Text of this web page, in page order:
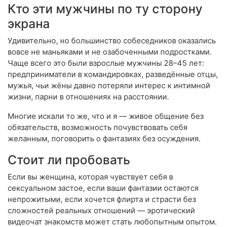
Кто эти мужчины по ту сторону
экрана
Удивительно, но большинство собеседников оказались
вовсе не маньяками и не озабоченными подростками.
Чаще всего это были взрослые мужчины 28–45 лет:
предприниматели в командировках, разведённые отцы,
мужья, чьи жёны давно потеряли интерес к интимной
жизни, парни в отношениях на расстоянии.
Многие искали то же, что и я — живое общение без
обязательств, возможность почувствовать себя
желанным, поговорить о фантазиях без осуждения.
Стоит ли пробовать
Если вы женщина, которая чувствует себя в
сексуальном застое, если ваши фантазии остаются
непрожитыми, если хочется флирта и страсти без
сложностей реальных отношений — эротический
видеочат знакомств может стать любопытным опытом.